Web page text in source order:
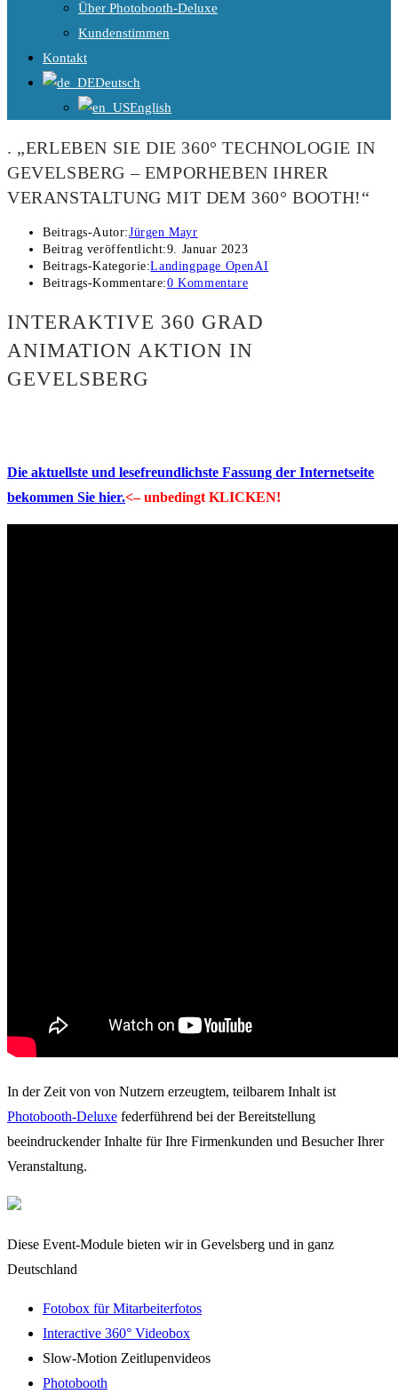
Über Photobooth-Deluxe
Kundenstimmen
Kontakt
Deutsch
English
. „ERLEBEN SIE DIE 360° TECHNOLOGIE IN
GEVELSBERG – EMPORHEBEN IHRER
VERANSTALTUNG MIT DEM 360° BOOTH!“
Beitrags-Autor:Jürgen Mayr
Beitrag veröffentlicht:9. Januar 2023
Beitrags-Kategorie:Landingpage OpenAI
Beitrags-Kommentare:0 Kommentare
INTERAKTIVE 360 GRAD
ANIMATION AKTION IN
GEVELSBERG
Die aktuellste und lesefreundlichste Fassung der Internetseite
bekommen Sie hier.<– unbedingt KLICKEN!
In der Zeit von von Nutzern erzeugtem, teilbarem Inhalt ist
Photobooth-Deluxe federführend bei der Bereitstellung
beeindruckender Inhalte für Ihre Firmenkunden und Besucher Ihrer
Veranstaltung.
Diese Event-Module bieten wir in Gevelsberg und in ganz
Deutschland
Fotobox für Mitarbeiterfotos
Interactive 360° Videobox
Slow-Motion Zeitlupenvideos
Photobooth